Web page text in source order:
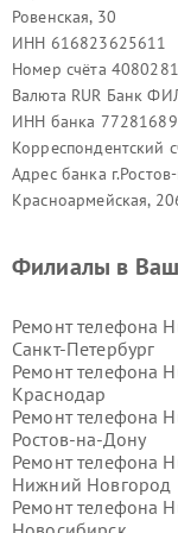
Ровенская, 30
ИНН 616823625611
Номер счёта
Валюта RUR Банк
ИНН банка
Корреспондентский
Адрес банка
Красноармейская,
Филиалы в
Ремонт телефона
Санкт-Петербург
Ремонт телефона
Краснодар
Ремонт телефона
Ростов-на-Дону
Ремонт телефона
Нижний Новгород
Ремонт телефона